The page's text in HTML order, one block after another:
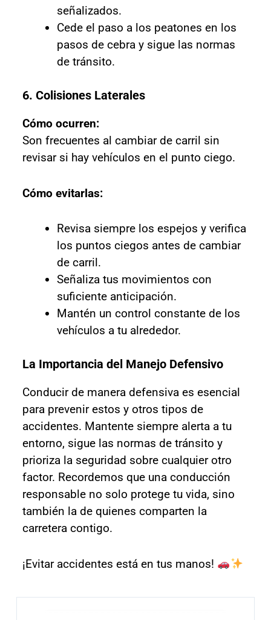
señalizados.
Cede el paso a los peatones en los
pasos de cebra y sigue las normas
de tránsito.
6. Colisiones Laterales
Cómo ocurren:
Son frecuentes al cambiar de carril sin
revisar si hay vehículos en el punto ciego.
Cómo evitarlas:
Revisa siempre los espejos y verifica
los puntos ciegos antes de cambiar
de carril.
Señaliza tus movimientos con
suficiente anticipación.
Mantén un control constante de los
vehículos a tu alrededor.
La Importancia del Manejo Defensivo
Conducir de manera defensiva es esencial
para prevenir estos y otros tipos de
accidentes. Mantente siempre alerta a tu
entorno, sigue las normas de tránsito y
prioriza la seguridad sobre cualquier otro
factor. Recordemos que una conducción
responsable no solo protege tu vida, sino
también la de quienes comparten la
carretera contigo.
¡Evitar accidentes está en tus manos!